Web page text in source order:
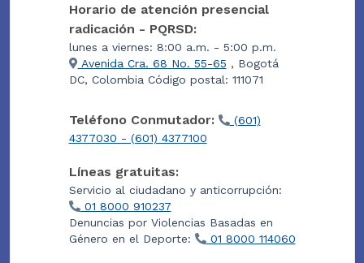
Horario de atención presencial
radicación - PQRSD:
lunes a viernes: 8:00 a.m. - 5:00 p.m.
Avenida Cra. 68 No. 55-65 , Bogotá
DC, Colombia Código postal: 111071
Teléfono Conmutador:
(601)
4377030 - (601) 4377100
Líneas gratuitas:
Servicio al ciudadano y anticorrupción:
01 8000 910237
Denuncias por Violencias Basadas en
Género en el Deporte:
01 8000 114060